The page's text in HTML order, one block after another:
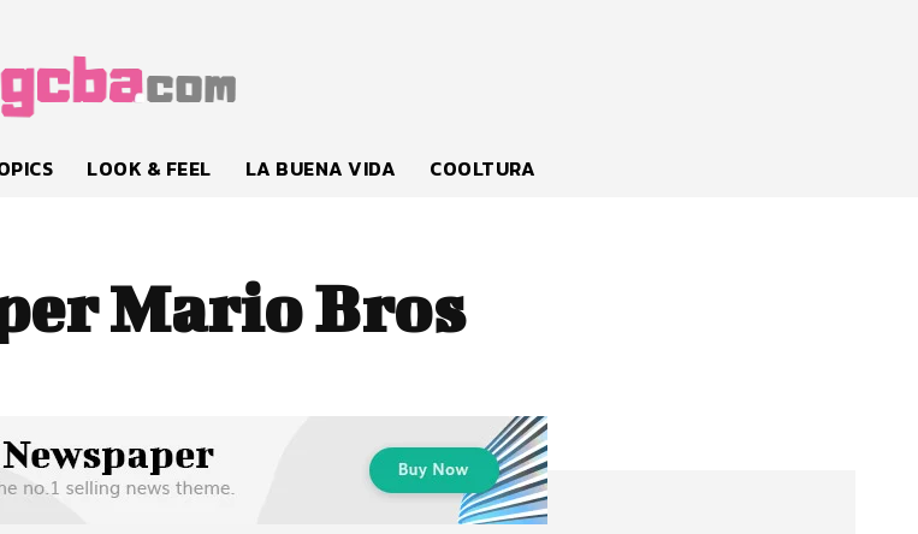
LOOK & FEEL LA BUENA VIDA COOLTURA
Mario Bros